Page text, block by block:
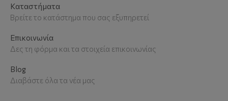
Καταστήματα
Βρείτε το κατάστημα που σας εξυπηρετεί
Επικοινωνία
Δες τη φόρμα και τα στοιχεία επικοινωνίας
Blog
Διαβάστε όλα τα νέα μας